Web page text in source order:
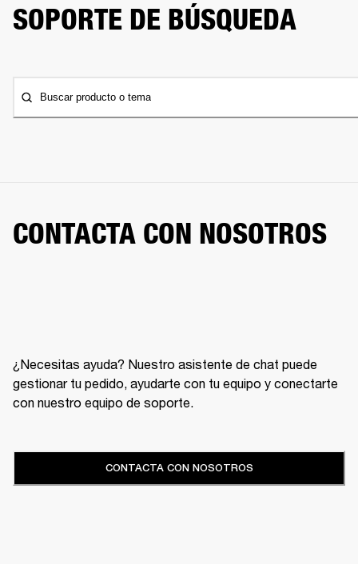
SOPORTE DE BÚSQUEDA
Buscar producto o tema
CONTACTA CON NOSOTROS
¿Necesitas ayuda? Nuestro asistente de chat puede
gestionar tu pedido, ayudarte con tu equipo y conectarte
con nuestro equipo de soporte.
CONTACTA CON NOSOTROS